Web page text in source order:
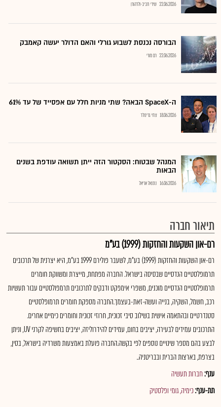
22.06.2026 שירי חביב-ולדהורן
הבורסה נכנסת לשבוע גורלי והאם הדולר יעשה קאמבק
22.06.2026 רם מורי
ה-SpaceX הבאה? שתי מניות חלל עם אפסייד של עד 61%
18.06.2026 צחי גרינולד
המנהל שבטוח: הסקטור הזה ייתן תשואה עודפת בשנים
הבאות
16.06.2026 נתנאל אריאל
תיאור חברה
רם-און השקעות והחזקות (1999) בע"מ
רם-און השקעות והחזקות (1999) בע"מ, לשעבר פולירם 1999 בע"מ, היא יצרנית של תרכובים
תרמופלסטיים הנדסיים שבסיסה בישראל. החברה מפתחת, מייצרת ומשווקת חומרים
תרמופלסטיים הנדסיים מוכנים, משפרי אימפקט ודבקים לתרכובים תרמפולסטיים עבור תעשיות
רכב, חשמל, השקיה, בנייה ועשה-זאת-בעצמך.החברה מספקת חומרים תרמופלסטיים
סטנדרטיים ובהתאמה אישית בשילוב סיבי זכוכית, חרוזי זכוכית וחומרים כימיים אחרים.
התרכובים עמידים לבעירה, יציבים בחום, עמידים להידרוליזה, יציבים בחשיפה לקרני UV, וניתן
לבצע בהם מספר שינויים נוספים לפי בקשה.החברה פועלת באמצעות משרדיה בישראל, בסין,
בצרפת, בארצות הברית ובבריטניה..
ענף:חברות תעשיה
תת-ענף:כימיה, גומי ופלסטיק